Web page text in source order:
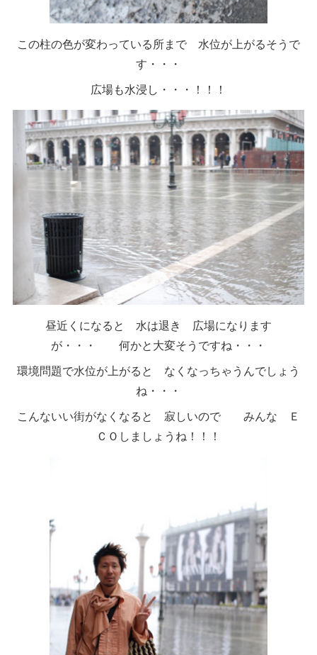
この柱の色が変わっている所まで 水位が上がるそうで
す・・・
広場も水浸し・・・！！！
昼近くになると 水は退き 広場になります
が・・・ 何かと大変そうですね・・・
環境問題で水位が上がると なくなっちゃうんでしょう
ね・・・
こんないい街がなくなると 寂しいので みんな Ｅ
ＣＯしましょうね！！！